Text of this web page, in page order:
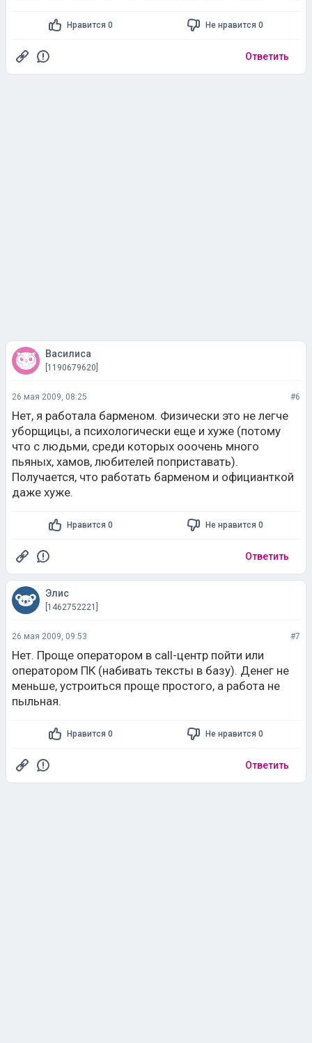
Нравится 0 Не нравится 0
Ответить
Василиса
[1190679620]
26 мая 2009, 08:25 #6
Нет, я работала барменом. Физически это не легче
уборщицы, а психологически еще и хуже (потому
что с людьми, среди которых ооочень много
пьяных, хамов, любителей поприставать).
Получается, что работать барменом и официанткой
даже хуже.
Нравится 0 Не нравится 0
Ответить
Элис
[1462752221]
26 мая 2009, 09:53 #7
Нет. Проще оператором в call-центр пойти или
оператором ПК (набивать тексты в базу). Денег не
меньше, устроиться проще простого, а работа не
пыльная.
Нравится 0 Не нравится 0
Ответить